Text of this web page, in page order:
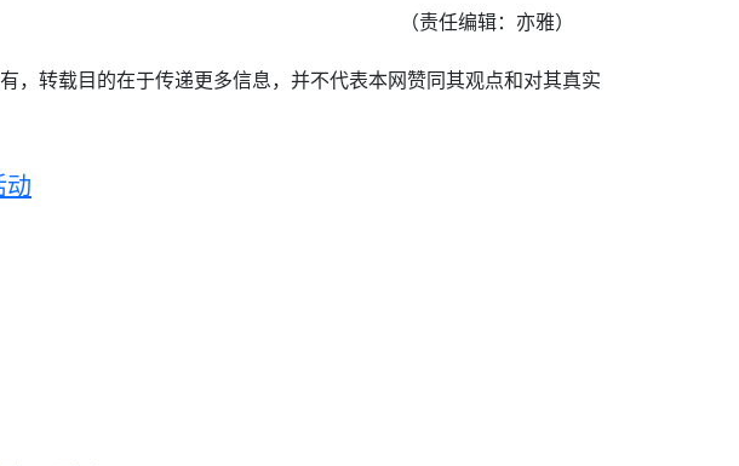
（责任编辑：亦雅）
，转载目的在于传递更多信息，并不代表本网赞同其观点和对其真实
动